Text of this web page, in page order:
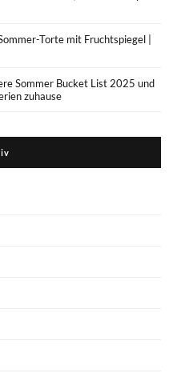
Torte mit Fruchtspiegel |
Sommer Bucket List 2025 und
zuhause